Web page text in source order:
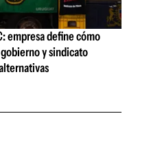
empresa define cómo
y sindicato